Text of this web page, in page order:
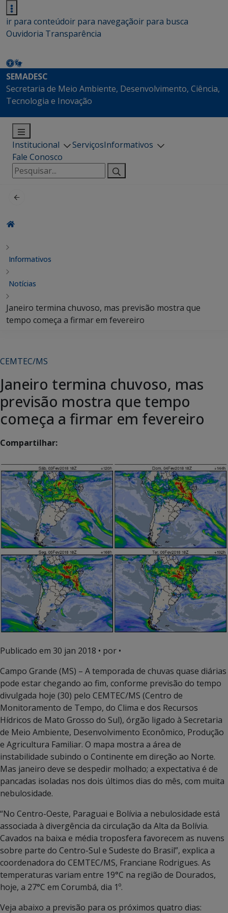
ir para conteúdoir para navegaçãoir para busca
Ouvidoria Transparência
SEMADESC
Secretaria de Meio Ambiente, Desenvolvimento, Ciência,
Tecnologia e Inovação
Institucional ServiçosInformativos
Fale Conosco
Pesquisar
por:
Informativos
Notícias
Janeiro termina chuvoso, mas previsão mostra que
tempo começa a firmar em fevereiro
CEMTEC/MS
Janeiro termina chuvoso, mas
previsão mostra que tempo
começa a firmar em fevereiro
Compartilhar:
Publicado em 30 jan 2018 • por •
Campo Grande (MS) – A temporada de chuvas quase diárias
pode estar chegando ao fim, conforme previsão do tempo
divulgada hoje (30) pelo CEMTEC/MS (Centro de
Monitoramento de Tempo, do Clima e dos Recursos
Hídricos de Mato Grosso do Sul), órgão ligado à Secretaria
de Meio Ambiente, Desenvolvimento Econômico, Produção
e Agricultura Familiar. O mapa mostra a área de
instabilidade subindo o Continente em direção ao Norte.
Mas janeiro deve se despedir molhado; a expectativa é de
pancadas isoladas nos dois últimos dias do mês, com muita
nebulosidade.
“No Centro-Oeste, Paraguai e Bolívia a nebulosidade está
associada à divergência da circulação da Alta da Bolívia.
Cavados na baixa e média troposfera favorecem as nuvens
sobre parte do Centro-Sul e Sudeste do Brasil”, explica a
coordenadora do CEMTEC/MS, Franciane Rodrigues. As
temperaturas variam entre 19°C na região de Dourados,
hoje, a 27°C em Corumbá, dia 1º.
Veja abaixo a previsão para os próximos quatro dias: